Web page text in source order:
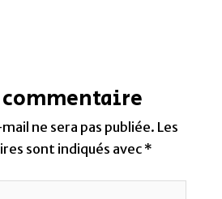
commentaire
ne sera pas publiée. Les
sont indiqués avec *